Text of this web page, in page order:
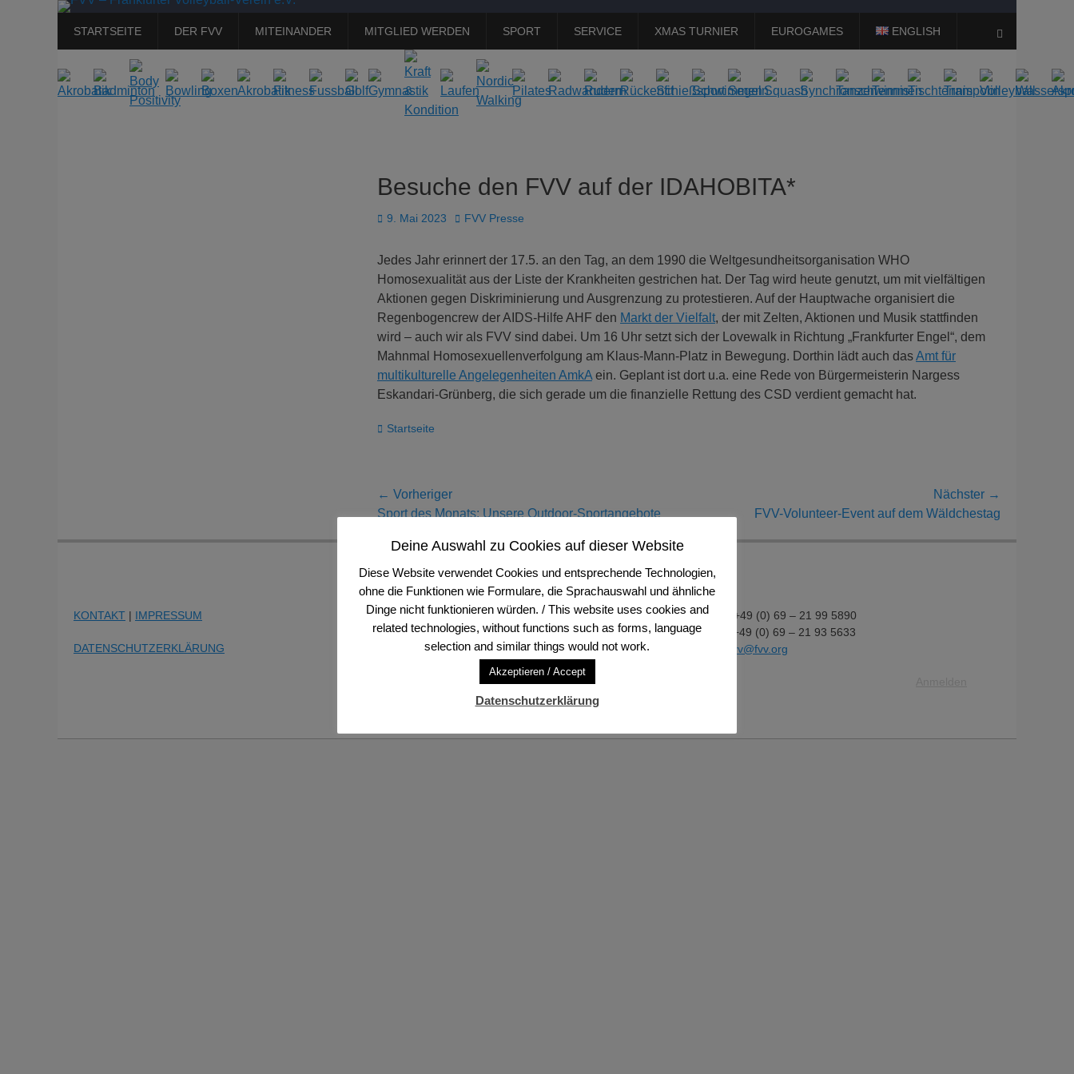
Primäres
Menü
STARTSEITE DER FVV MITEINANDER MITGLIED WERDEN SPORT SERVICE XMAS TURNIER EUROGAMES ENGLISH
Besuche den FVV auf der IDAHOBITA*
Veröffentlicht
9. Mai 2023 Autor
FVV Presse
Jedes Jahr erinnert der 17.5. an den Tag, an dem 1990 die Weltgesundheitsorganisation WHO
Homosexualität aus der Liste der Krankheiten gestrichen hat. Der Tag wird heute genutzt, um mit vielfältigen
Aktionen gegen Diskriminierung und Ausgrenzung zu protestieren. Auf der Hauptwache organisiert die
Regenbogencrew der AIDS-Hilfe AHF den Markt der Vielfalt, der mit Zelten, Aktionen und Musik stattfinden
wird – auch wir als FVV sind dabei. Um 16 Uhr setzt sich der Lovewalk in Richtung „Frankfurter Engel“, dem
Mahnmal Homosexuellenverfolgung am Klaus-Mann-Platz in Bewegung. Dorthin lädt auch dasAmt für
multikulturelle Angelegenheiten AmkA ein. Geplant ist dort u.a. eine Rede von Bürgermeisterin Nargess
Eskandari-Grünberg, die sich gerade um die finanzielle Rettung des CSD verdient gemacht hat.
Kategorien
Startseite
Beitragsnavigation
← Vorheriger
Vorheriger
Sport des Monats: Unsere Outdoor-Sportangebote
Nächster →
FVV-Volunteer-Event auf dem Wäldchestag
KONTAKT | IMPRESSUM
DATENSCHUTZERKLÄRUNG
FVV Frankfurter Volleyball-Verein e. V.
Schloßstraße 94
60486 Frankfurt am Main, Deutschland
Telefon: +49 (0) 69 – 21 99 5890
Telefax: +49 (0) 69 – 21 93 5633
fvv@fvv.org
Deine Auswahl zu Cookies auf dieser Website
Diese Website verwendet Cookies und entsprechende Technologien,
ohne die Funktionen wie Formulare, die Sprachauswahl und ähnliche
Dinge nicht funktionieren würden. / This website uses cookies and
related technologies, without functions such as forms, language
selection and similar things would not work.
Akzeptieren / Accept
Datenschutzerklärung